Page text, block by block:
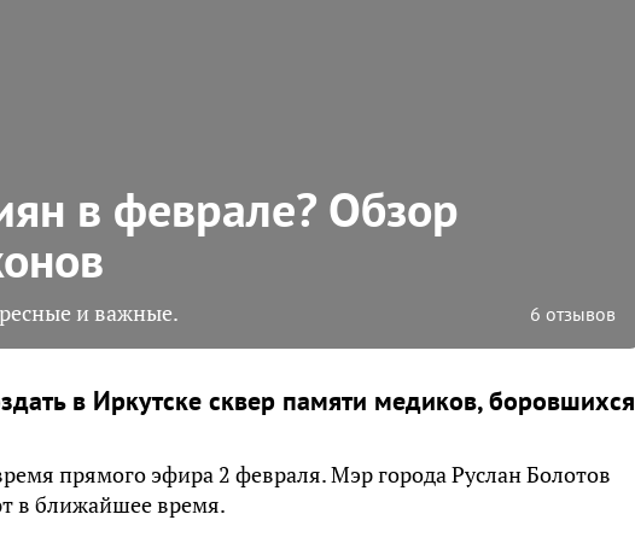
в феврале? Обзор
и важные. 6 отзывов
в Иркутске сквер памяти медиков, боровшихся
прямого эфира 2 февраля. Мэр города Руслан Болотов
в ближайшее время.